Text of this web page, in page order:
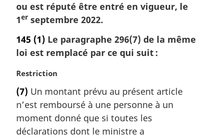
ou est réputé être entré en vigueur, le
1er septembre 2022.
145 (1) Le paragraphe 296(7) de la même
loi est remplacé par ce qui suit :
N
t
e
m
a
Restriction
(7) Un montant prévu au présent article
n’est remboursé à une personne à un
moment donné que si toutes les
déclarations dont le ministre a